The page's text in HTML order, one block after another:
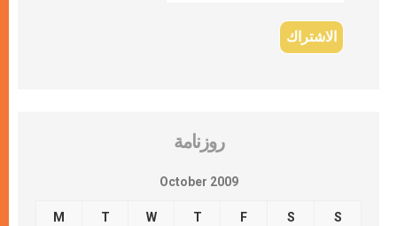
روزنامة
October 2009
M T W T F S S